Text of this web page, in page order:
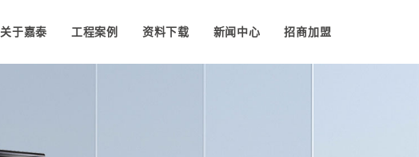
关于嘉泰 工程案例 资料下载 新闻中心 招商加盟